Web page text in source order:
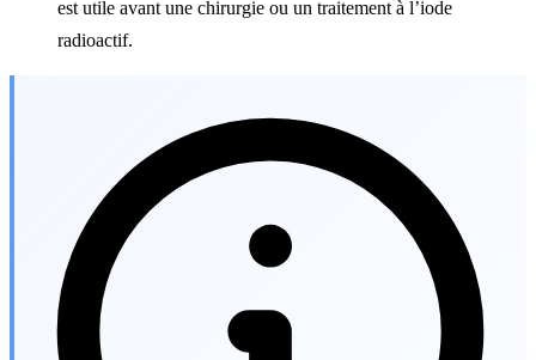
est utile avant une chirurgie ou un traitement à l’iode
radioactif.